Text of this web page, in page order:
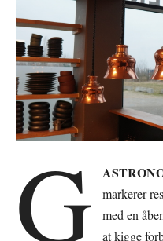
G
markerer
med en
at kigge